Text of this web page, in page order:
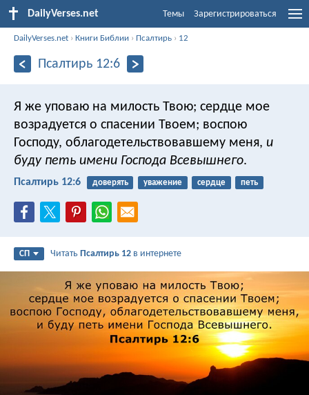
DailyVerses.net Темы Зарегистрироваться
DailyVerses.net ›Книги Библии › Псалтирь › 12
Псалтирь 12:6
Я же уповаю на милость Твою; сердце мое
возрадуется о спасении Твоем; воспою
Господу, облагодетельствовавшему меня, и
буду петь имени Господа Всевышнего.
Псалтирь 12:6 доверять уважение сердце петь
СП ЧитатьПсалтирь 12 в интернете